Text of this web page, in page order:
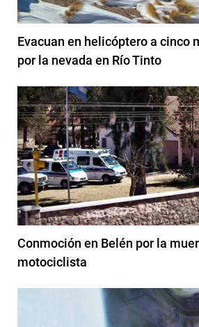
Evacuan en helicóptero a cinco
por la nevada en Río Tinto
Conmoción en Belén por la
motociclista